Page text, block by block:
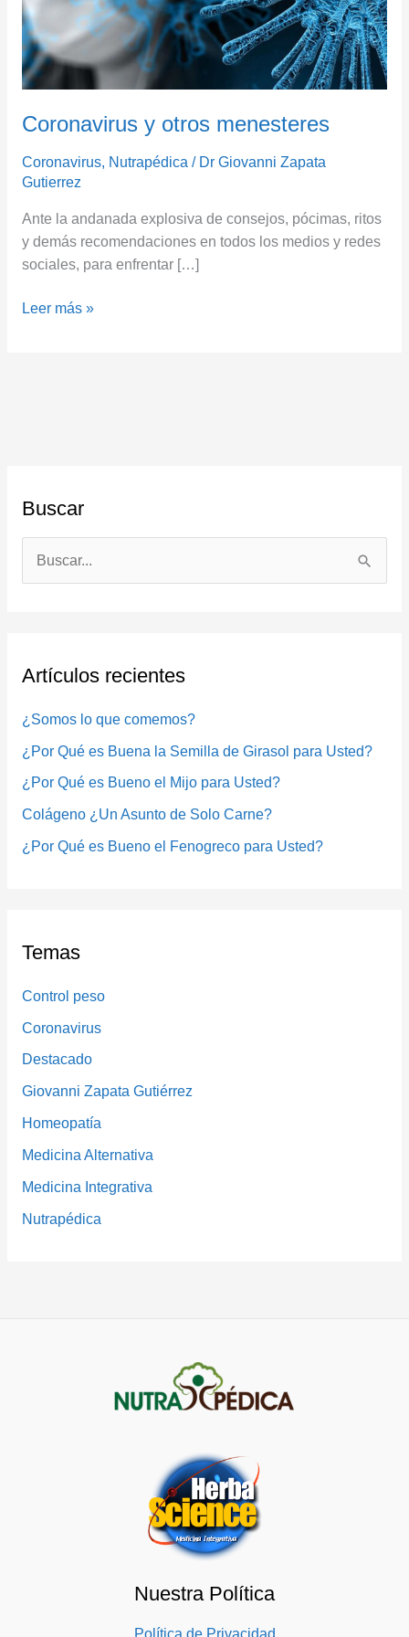
Buscar
a
o
r
:
Artículos recientes
¿Somos lo que comemos?
¿Por Qué es Buena la Semilla de Girasol para Usted?
¿Por Qué es Bueno el Mijo para Usted?
Colágeno ¿Un Asunto de Solo Carne?
¿Por Qué es Bueno el Fenogreco para Usted?
Temas
Control peso
Coronavirus
Destacado
Giovanni Zapata Gutiérrez
Homeopatía
Medicina Alternativa
Medicina Integrativa
Nutrapédica
Coronavirus y otros menesteres
Coronavirus, Nutrapédica / Dr Giovanni Zapata
Gutierrez
Ante la andanada explosiva de consejos, pócimas, ritos
y demás recomendaciones en todos los medios y redes
sociales, para enfrentar […]
Leer más »
Nuestra Política